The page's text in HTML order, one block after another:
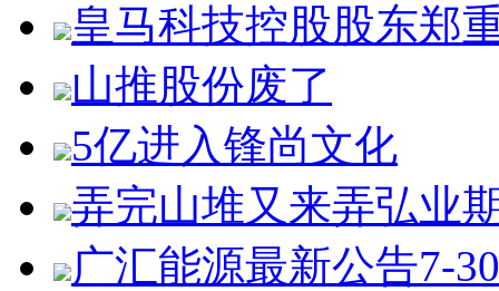
皇马科技控股股东郑
山推股份废了
5亿进入锋尚文化
弄完山堆又来弄弘业
广汇能源最新公告7-30